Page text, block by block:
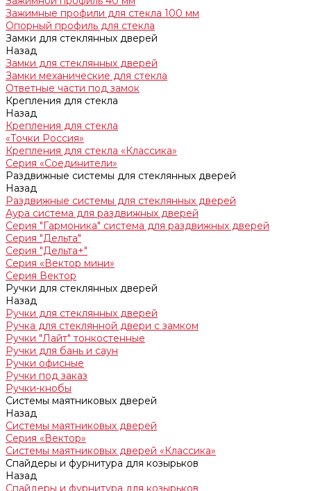
Зажимные профили для стекла 100 мм
Опорный профиль для стекла
Замки для стеклянных дверей
Назад
Замки для стеклянных дверей
Замки механические для стекла
Ответные части под замок
Крепления для стекла
Назад
Крепления для стекла
«Точки Россия»
Крепления для стекла «Классика»
Серия «Соединители»
Раздвижные системы для стеклянных дверей
Назад
Раздвижные системы для стеклянных дверей
Аура система для раздвижных дверей
Серия "Гармоника" система для раздвижных дверей
Серия "Дельта"
Серия "Дельта+"
Серия «Вектор мини»
Серия Вектор
Ручки для стеклянных дверей
Назад
Ручки для стеклянных дверей
Ручка для стеклянной двери с замком
Ручки "Лайт" тонкостенные
Ручки для бань и саун
Ручки офисные
Ручки под заказ
Ручки-кнобы
Системы маятниковых дверей
Назад
Системы маятниковых дверей
Серия «Вектор»
Системы маятниковых дверей «Классика»
Спайдеры и фурнитура для козырьков
Назад
Спайдеры и фурнитура для козырьков